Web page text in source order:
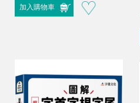
加入購物車